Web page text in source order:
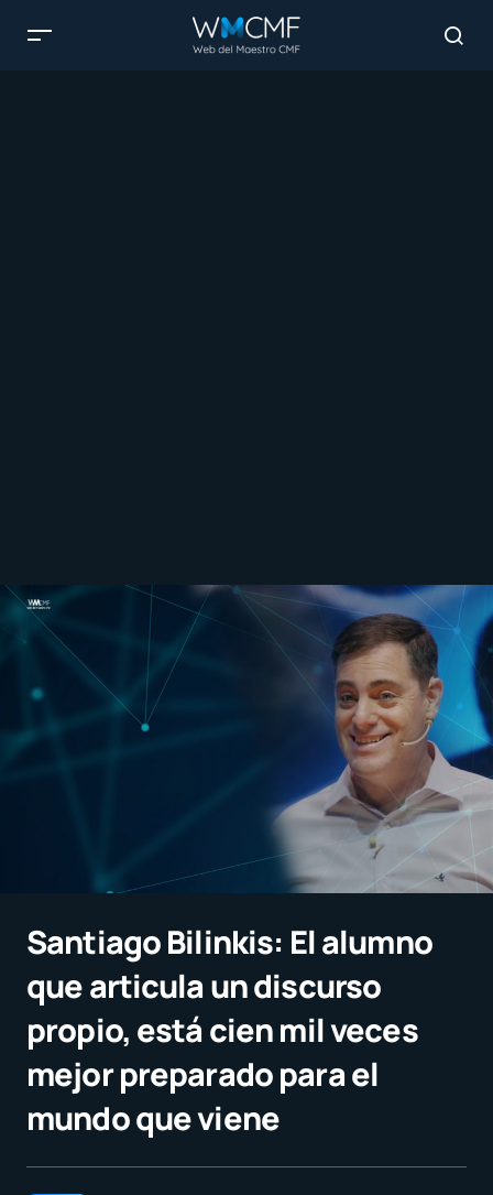
Santiago Bilinkis: El alumno
que articula un discurso
propio, está cien mil veces
mejor preparado para el
mundo que viene